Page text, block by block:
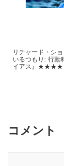
リチャード・シ
いるつもり: 行動
イアス』★★★★
コメント